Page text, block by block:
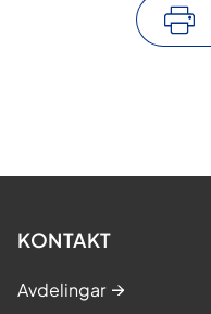
KONTAKT
Avdelingar